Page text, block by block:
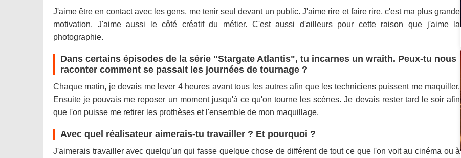
J'aime être en contact avec les gens, me tenir seul devant un public. J'aime rire et faire rire, c'est ma plus grande
motivation. J'aime aussi le côté créatif du métier. C'est aussi d'ailleurs pour cette raison que j'aime la
photographie.
Dans certains épisodes de la série "Stargate Atlantis", tu incarnes un wraith. Peux-tu nous
raconter comment se passait les journées de tournage ?
Chaque matin, je devais me lever 4 heures avant tous les autres afin que les techniciens puissent me maquiller.
Ensuite je pouvais me reposer un moment jusqu'à ce qu'on tourne les scènes. Je devais rester tard le soir afin
que l'on puisse me retirer les prothèses et l'ensemble de mon maquillage.
Avec quel réalisateur aimerais-tu travailler ? Et pourquoi ?
J'aimerais travailler avec quelqu'un qui fasse quelque chose de différent de tout ce que l'on voit au cinéma ou à